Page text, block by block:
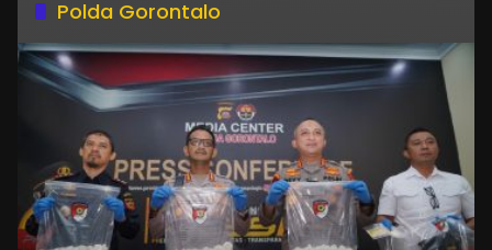
Polda Gorontalo